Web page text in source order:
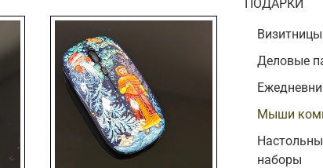
Подарки энергетику
Подарки юристу
ПОДАРКИ
Визитницы
Деловые
Мыши
наборы